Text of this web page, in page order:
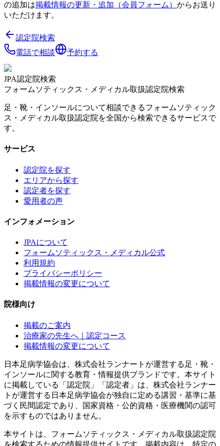
の追加は掲載情報の更新・追加（会員フォーム） からお送り
いただけます。
認定院検索
電話で相談
予約する
JPA認定院検索
フォームソティックス・メディカル取扱認定院検索
足・靴・インソールについて相談できるフォームソティック
ス・メディカル取扱認定院を全国から検索できるサービスで
す。
サービス
認定院を探す
エリアから探す
認定者を探す
愛用者の声
インフォメーション
JPAについて
フォームソティックス・メディカル公式
利用規約
プライバシーポリシー
掲載情報の変更について
院様向け
掲載のご案内
治療家の先生へ｜認定コース
掲載情報の変更について
日本足病学協会は、株式会社ランナートが運営する足・靴・
インソールに関する教育・情報提供ブランドです。本サイト
に掲載している「認定院」「認定者」は、株式会社ランナー
トが運営する日本足病学協会が独自に定める講習・基準に基
づく民間認定であり、国家資格・公的資格・医療機関の認可
を示すものではありません。
本サイトは、フォームソティックス・メディカル取扱認定院
を検索するための情報提供サイトです。掲載内容は、特定の